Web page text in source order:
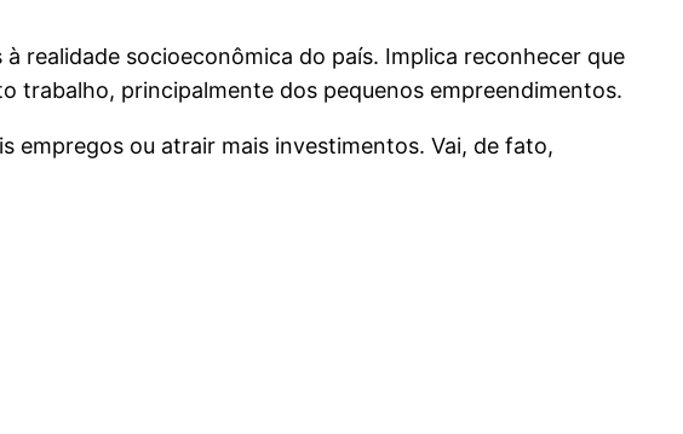
realidade socioeconômica do país. Implica reconhecer que
trabalho, principalmente dos pequenos empreendimentos.
empregos ou atrair mais investimentos. Vai, de fato,